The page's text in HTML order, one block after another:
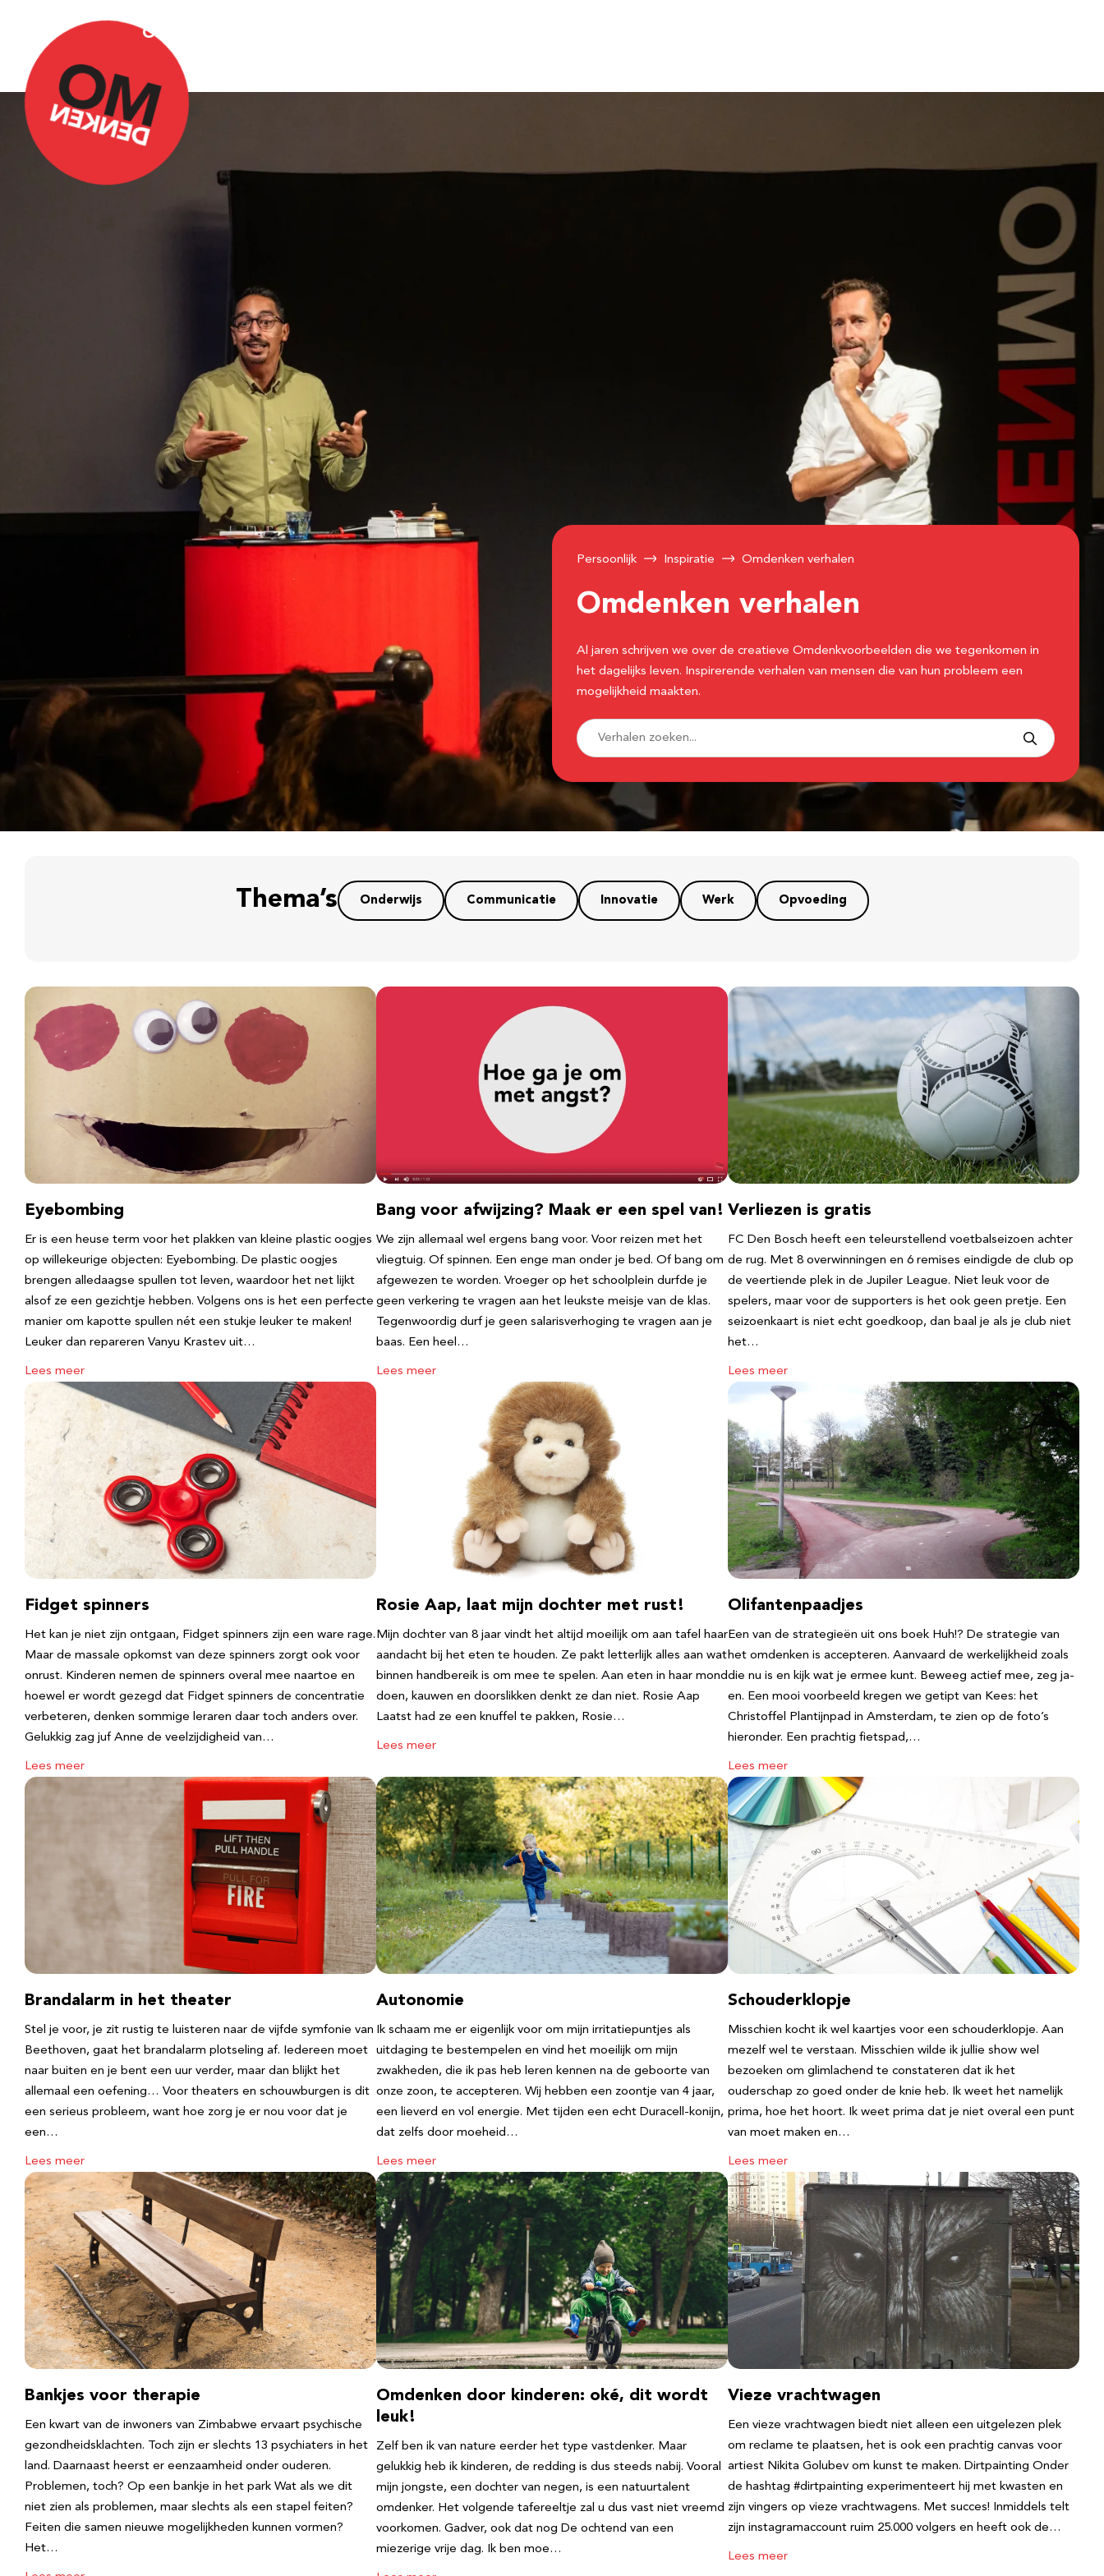
Over Omdenken
Persoonlijk Inspiratie Omdenken verhalen
Omdenken verhalen
Al jaren schrijven we over de creatieve Omdenkvoorbeelden die we tegenkomen in
het dagelijks leven. Inspirerende verhalen van mensen die van hun probleem een
mogelijkheid maakten.
Thema’s Onderwijs Communicatie Innovatie Werk Opvoeding
Eyebombing
Er is een heuse term voor het plakken van kleine plastic oogjes
op willekeurige objecten: Eyebombing. De plastic oogjes
brengen alledaagse spullen tot leven, waardoor het net lijkt
alsof ze een gezichtje hebben. Volgens ons is het een perfecte
manier om kapotte spullen nét een stukje leuker te maken!
Leuker dan repareren Vanyu Krastev uit…
Lees meer
Bang voor afwijzing? Maak er een spel van!
We zijn allemaal wel ergens bang voor. Voor reizen met het
vliegtuig. Of spinnen. Een enge man onder je bed. Of bang om
afgewezen te worden. Vroeger op het schoolplein durfde je
geen verkering te vragen aan het leukste meisje van de klas.
Tegenwoordig durf je geen salarisverhoging te vragen aan je
baas. Een heel…
Lees meer
Verliezen is gratis
FC Den Bosch heeft een teleurstellend voetbalseizoen achter
de rug. Met 8 overwinningen en 6 remises eindigde de club op
de veertiende plek in de Jupiler League. Niet leuk voor de
spelers, maar voor de supporters is het ook geen pretje. Een
seizoenkaart is niet echt goedkoop, dan baal je als je club niet
het…
Lees meer
Fidget spinners
Het kan je niet zijn ontgaan, Fidget spinners zijn een ware rage.
Maar de massale opkomst van deze spinners zorgt ook voor
onrust. Kinderen nemen de spinners overal mee naartoe en
hoewel er wordt gezegd dat Fidget spinners de concentratie
verbeteren, denken sommige leraren daar toch anders over.
Gelukkig zag juf Anne de veelzijdigheid van…
Lees meer
Rosie Aap, laat mijn dochter met rust!
Mijn dochter van 8 jaar vindt het altijd moeilijk om aan tafel haar
aandacht bij het eten te houden. Ze pakt letterlijk alles aan wat
binnen handbereik is om mee te spelen. Aan eten in haar mond
doen, kauwen en doorslikken denkt ze dan niet. Rosie Aap
Laatst had ze een knuffel te pakken, Rosie…
Lees meer
Olifantenpaadjes
Een van de strategieën uit ons boek Huh!? De strategie van
het omdenken is accepteren. Aanvaard de werkelijkheid zoals
die nu is en kijk wat je ermee kunt. Beweeg actief mee, zeg ja-
en. Een mooi voorbeeld kregen we getipt van Kees: het
Christoffel Plantijnpad in Amsterdam, te zien op de foto’s
hieronder. Een prachtig fietspad,…
Lees meer
Brandalarm in het theater
Stel je voor, je zit rustig te luisteren naar de vijfde symfonie van
Beethoven, gaat het brandalarm plotseling af. Iedereen moet
naar buiten en je bent een uur verder, maar dan blijkt het
allemaal een oefening… Voor theaters en schouwburgen is dit
een serieus probleem, want hoe zorg je er nou voor dat je
een…
Lees meer
Autonomie
Ik schaam me er eigenlijk voor om mijn irritatiepuntjes als
uitdaging te bestempelen en vind het moeilijk om mijn
zwakheden, die ik pas heb leren kennen na de geboorte van
onze zoon, te accepteren. Wij hebben een zoontje van 4 jaar,
een lieverd en vol energie. Met tijden een echt Duracell-konijn,
dat zelfs door moeheid…
Lees meer
Schouderklopje
Misschien kocht ik wel kaartjes voor een schouderklopje. Aan
mezelf wel te verstaan. Misschien wilde ik jullie show wel
bezoeken om glimlachend te constateren dat ik het
ouderschap zo goed onder de knie heb. Ik weet het namelijk
prima, hoe het hoort. Ik weet prima dat je niet overal een punt
van moet maken en…
Lees meer
Bankjes voor therapie
Een kwart van de inwoners van Zimbabwe ervaart psychische
gezondheidsklachten. Toch zijn er slechts 13 psychiaters in het
land. Daarnaast heerst er eenzaamheid onder ouderen.
Problemen, toch? Op een bankje in het park Wat als we dit
niet zien als problemen, maar slechts als een stapel feiten?
Feiten die samen nieuwe mogelijkheden kunnen vormen?
Het…
Omdenken door kinderen: oké, dit wordt
leuk!
Zelf ben ik van nature eerder het type vastdenker. Maar
gelukkig heb ik kinderen, de redding is dus steeds nabij. Vooral
mijn jongste, een dochter van negen, is een natuurtalent
omdenker. Het volgende tafereeltje zal u dus vast niet vreemd
voorkomen. Gadver, ook dat nog De ochtend van een
miezerige vrije dag. Ik ben moe…
Vieze vrachtwagen
Een vieze vrachtwagen biedt niet alleen een uitgelezen plek
om reclame te plaatsen, het is ook een prachtig canvas voor
artiest Nikita Golubev om kunst te maken. Dirtpainting Onder
de hashtag #dirtpainting experimenteert hij met kwasten en
zijn vingers op vieze vrachtwagens. Met succes! Inmiddels telt
zijn instagramaccount ruim 25.000 volgers en heeft ook de…
Lees meer